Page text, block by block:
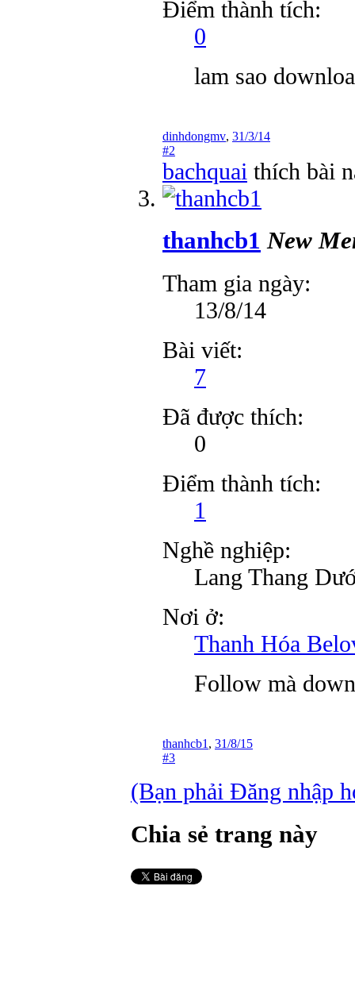
Điểm thành tích:
0
lam sao
dinhdongmv, 31/3/14
#2
bachquai thích bài
thanhcb1 New
Tham gia ngày:
13/8/14
Bài viết:
7
Đã được thích:
0
Điểm thành tích:
1
Nghề nghiệp:
Lang Thang
Nơi ở:
Thanh Hóa
Follow mà
thanhcb1 , 31/8/15
#3
(Bạn phải Đăng nhập
Chia sẻ trang này